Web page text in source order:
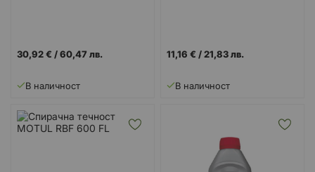
30,92 € /60,47 лв.
В наличност
11,16 € /21,83 лв.
В наличност